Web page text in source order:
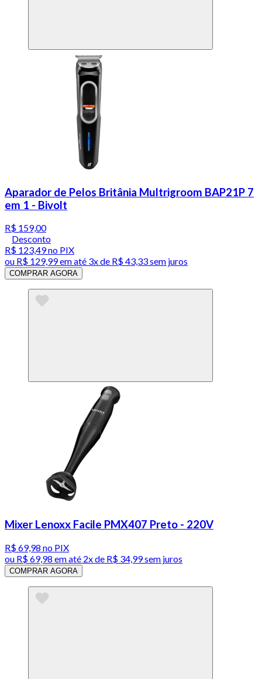
Aparador de Pelos Britânia Multrigroom BAP21P 7
em 1 - Bivolt
R$ 159,00
Desconto
R$ 123,49no PIX
ou R$ 129,99em até 3x de R$ 43,33 sem juros
COMPRAR AGORA
Mixer Lenoxx Facile PMX407 Preto - 220V
R$ 69,98 no PIX
ou R$ 69,98 em até 2x de R$ 34,99 sem juros
COMPRAR AGORA